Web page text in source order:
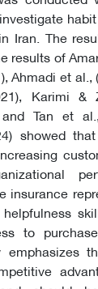
Iran. The
results of
Ahmadi et al.,
Karimi &
Tan et
showed
insurance
to
emphasizes